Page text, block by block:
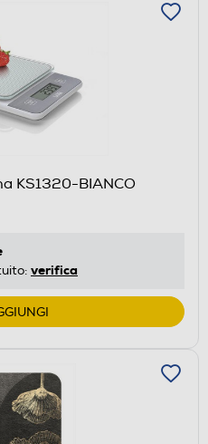
KS1320-BIANCO
verifica